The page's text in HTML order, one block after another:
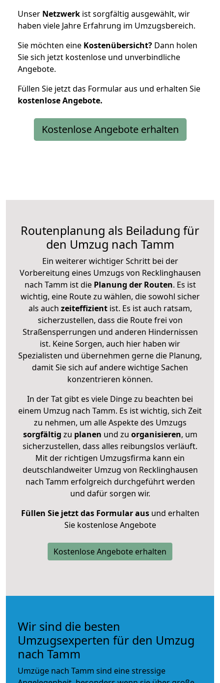
Unser Netzwerk ist sorgfältig ausgewählt, wir
haben viele Jahre Erfahrung im Umzugsbereich.
Sie möchten eine Kostenübersicht? Dann holen
Sie sich jetzt kostenlose und unverbindliche
Angebote.
Füllen Sie jetzt das Formular aus und erhalten Sie
kostenloseAngebote.
Kostenlose Angebote erhalten
Routenplanung als Beiladung für
den Umzug nach Tamm
Ein weiterer wichtiger Schritt bei der
Vorbereitung eines Umzugs von Recklinghausen
nach Tamm ist diePlanung der Routen. Es ist
wichtig, eine Route zu wählen, die sowohl sicher
als auch zeiteffizientist. Es ist auch ratsam,
sicherzustellen, dass die Route frei von
Straßensperrungen und anderen Hindernissen
ist. Keine Sorgen, auch hier haben wir
Spezialisten und übernehmen gerne die Planung,
damit Sie sich auf andere wichtige Sachen
konzentrieren können.
In der Tat gibt es viele Dinge zu beachten bei
einem Umzug nach Tamm. Es ist wichtig, sich Zeit
zu nehmen, um alle Aspekte des Umzugs
sorgfältig zu planen und zu organisieren, um
sicherzustellen, dass alles reibungslos verläuft.
Mit der richtigen Umzugsfirma kann ein
deutschlandweiter Umzug von Recklinghausen
nach Tamm erfolgreich durchgeführt werden
und dafür sorgen wir.
Füllen Sie jetzt das Formular ausund erhalten
Sie kostenlose Angebote
Kostenlose Angebote erhalten
Wir sind die besten
Umzugsexperten für den Umzug
nach Tamm
Umzüge nach Tamm sind eine stressige